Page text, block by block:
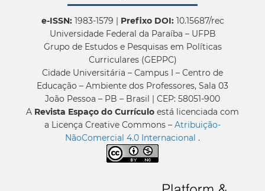
e-ISSN:1983-1579 | Prefixo DOI:10.15687/rec
Universidade Federal da Paraíba – UFPB
Grupo de Estudos e Pesquisas em Políticas
Curriculares (GEPPC)
Cidade Universitária – Campus I – Centro de
Educação – Ambiente dos Professores, Sala 03
João Pessoa – PB – Brasil | CEP: 58051-900
A Revista Espaço do Currículo está licenciada com
a Licença Creative Commons – Atribuição-
NãoComercial 4.0 Internacional .